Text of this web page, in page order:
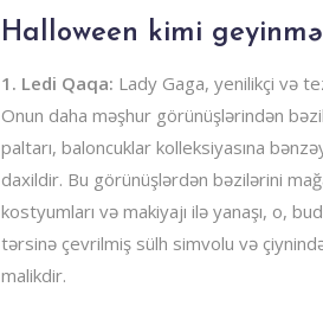
Halloween kimi
1. Ledi Qaqa: Lady Gaga, yenilikçi və
Onun daha məşhur görünüşlərindən
paltarı, baloncuklar kolleksiyasına
daxildir. Bu görünüşlərdən bəzilərini
kostyumları və makiyajı ilə yanaşı, o,
tərsinə çevrilmiş sülh simvolu və
malikdir.